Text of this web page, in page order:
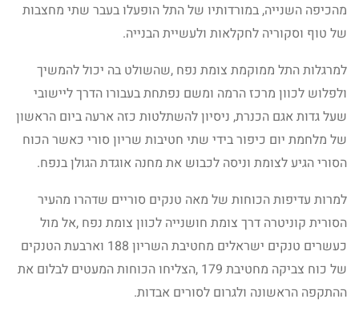
מהכיפה השנייה, במורדותיו של התל הופעלו בעבר שתי מחצבות
של טוף וסקוריה לחקלאות ולעשיית הבנייה.
למרגלות התל ממוקמת צומת נפח ,שהשולט בה יכול להמשיך
ולפלוש לכוון מרכז הרמה ומשם נפתחת בעבורו הדרך ליישובי
שעל גדות אגם הכנרת, ניסיון להשתלטות כזה ארעה ביום הראשון
של מלחמת יום כיפור בידי שתי חטיבות שריון סורי כאשר הכוח
הסורי הגיע לצומת וניסה לכבוש את מחנה אוגדת הגולן בנפח.
למרות עדיפות הכוחות של מאה טנקים סוריים שדהרו מהעיר
הסורית קוניטרה דרך צומת חושנייה לכוון צומת נפח ,אל מול
כעשרים טנקים ישראלים מחטיבת השריון 188 וארבעת הטנקים
של כוח צביקה מחטיבת 179 ,הצליחו הכוחות המעטים לבלום את
ההתקפה הראשונה ולגרום לסורים אבדות.